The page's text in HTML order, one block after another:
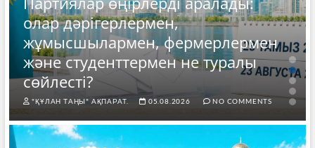
олар дәрігерлермен,
жұмысшылармен, фермерлермен
және студенттермен не туралы
сөйлесті?
"ҚҰЛАН ТАҢЫ" АҚПАРАТ. 05.08.2026 NO COMMENTS